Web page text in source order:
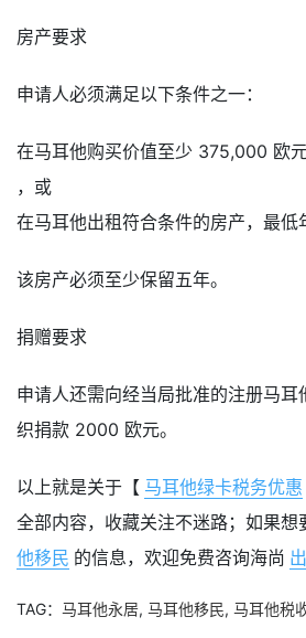
房产要求
申请人必须满足以下条件之一：
在马耳他购买价值至少 375,000 欧
，或
在马耳他出租符合条件的房产，最
该房产必须至少保留五年。
捐赠要求
申请人还需向经当局批准的注册马耳
织捐款 2000 欧元。
以上就是关于【 马耳他绿卡税务优惠
全部内容，收藏关注不迷路；如果想
他移民 的信息，欢迎免费咨询海尚
TAG： 马耳他永居, 马耳他移民, 马耳他税